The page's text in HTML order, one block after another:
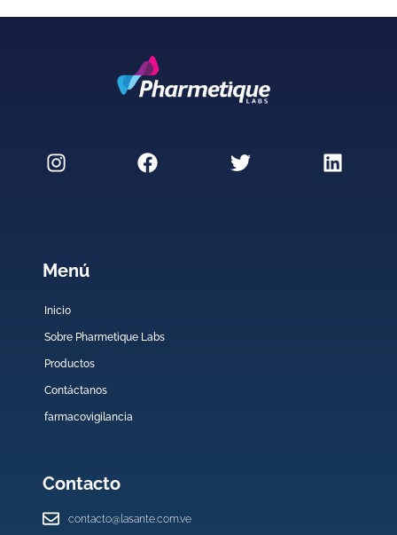
Menú
Inicio
Sobre Pharmetique Labs
Productos
Contáctanos
farmacovigilancia
Contacto
contacto@lasante.com.ve